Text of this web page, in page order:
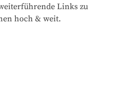
Links zu
hoch & weit.